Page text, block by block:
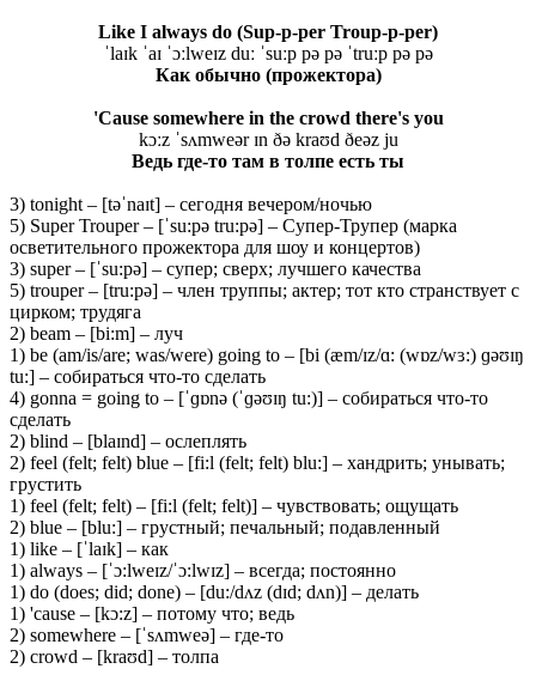
Like I always do (Sup-p-per Troup-p-per)
ˈlaɪk ˈaɪ ˈɔːlweɪz duː ˈsuːp pə pə ˈtruːp pə pə
Как обычно(прожектора)
'Cause somewhere in the crowd there's you
kɔːz ˈsʌmweər ɪn ðə kraʊd ðeəz ju
Ведь где-то там в толпе есть ты
3) tonight – [təˈnaɪt] – сегодня вечером/ночью
5) Super Trouper – [ˈsu:pə tru:pə] – Супер-Трупер (марка
осветительного прожектора для шоу и концертов)
3) super – [ˈsu:pə] – супер; сверх; лучшего качества
5) trouper – [tru:pə] – член труппы; актер; тот кто странствует с
цирком; трудяга
2) beam – [bi:m] – луч
1) be (am/is/are; was/were) going to – [bi (æm/ɪz/ɑ: (wɒz/wɜ:) ɡəʊɪŋ
tu:] – собираться что-то сделать
4) gonna = going to – [ˈɡɒnə (ˈɡəʊɪŋ tu:)] – собираться что-то
сделать
2) blind – [blaɪnd] – ослеплять
2) feel (felt; felt) blue – [fi:l (felt; felt) blu:] – хандрить; унывать;
грустить
1) feel (felt; felt) – [fi:l (felt; felt)] – чувствовать; ощущать
2) blue – [blu:] – грустный; печальный; подавленный
1) like – [ˈlaɪk] – как
1) always – [ˈɔ:lweɪz/ˈɔ:lwɪz] – всегда; постоянно
1) do (does; did; done) – [du:/dʌz (dɪd; dʌn)] – делать
1) 'cause – [kɔ:z] – потому что; ведь
2) somewhere – [ˈsʌmweə] – где-то
2) crowd – [kraʊd] – толпа